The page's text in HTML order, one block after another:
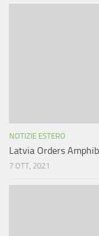
NOTIZIE ESTERO
Latvia Orders
7 OTT, 2021